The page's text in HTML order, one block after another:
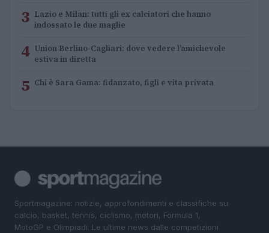
3 Lazio e Milan: tutti gli ex calciatori che hanno
indossato le due maglie
4 Union Berlino-Cagliari: dove vedere l’amichevole
estiva in diretta
5 Chi è Sara Gama: fidanzato, figli e vita privata
Sportmagazine: notizie, approfondimenti e classifiche su
calcio, basket, tennis, ciclismo, motori, Formula 1,
MotoGP e Olimpiadi. Le ultime news dalle competizioni